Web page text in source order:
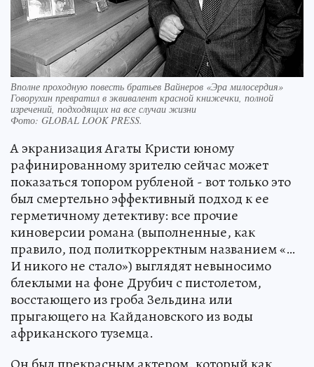
Вполне проходную повесть братьев Вайнеров «Эра милосердия»
Говорухин превратил в эквивалент красной книжечки, полной
изречений, подходящих на все случаи жизни
Фото: GLOBAL LOOK PRESS.
А экранизация Агаты Кристи юному
рафинированному зрителю сейчас может
показаться топором рубленой - вот только это
был смертельно эффективный подход к ее
герметичному детективу: все прочие
киноверсии романа (выполненные, как
правило, под политкорректным названием «…
И никого не стало») выглядят невыносимо
блеклыми на фоне Друбич с пистолетом,
восстающего из гроба Зельдина или
прыгающего на Кайдановского из воды
африканского туземца.